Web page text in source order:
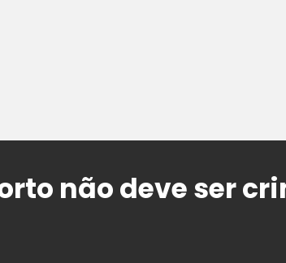
não deve ser